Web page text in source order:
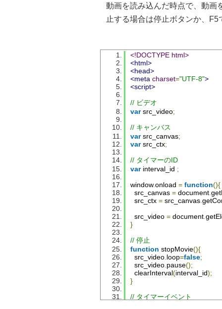
動画を読み込んだ時点で、動画
止する場合は停止ボタンか、F5
<!DOCTYPE html>
<html>
<head>
<meta charset="UTF-8">
<script>
// ビデオ
var src_video;
// キャンバス
var src_canvas;
var src_ctx;
// タイマーのID
var interval_id ;
window.onload = function(){
  src_canvas
= document
  src_ctx
= src_canvas
  src_video
= document
}
// 停止
function stopMovie(){
  src_video
loop=false;
  src_video
pause();
  clearInterval
(interval_id);
}
// タイマーイベント